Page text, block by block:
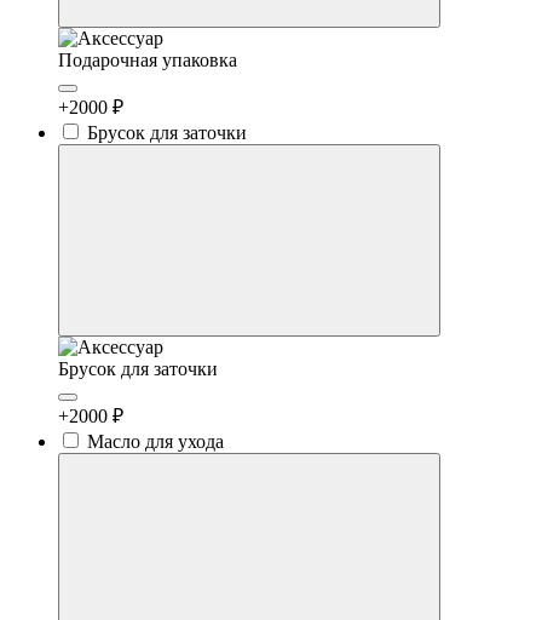
Подарочная упаковка
+2000 ₽
Брусок для заточки
Брусок для заточки
+2000 ₽
Масло для ухода